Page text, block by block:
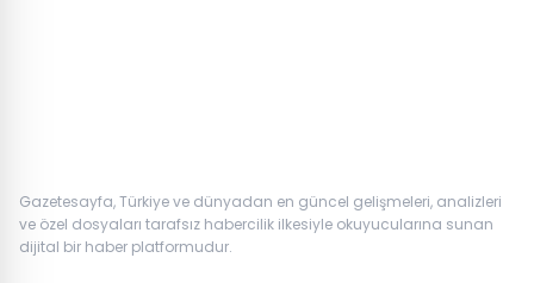
Gazetesayfa, Türkiye ve dünyadan en güncel gelişmeleri, analizleri
ve özel dosyaları tarafsız habercilik ilkesiyle okuyucularına sunan
dijital bir haber platformudur.